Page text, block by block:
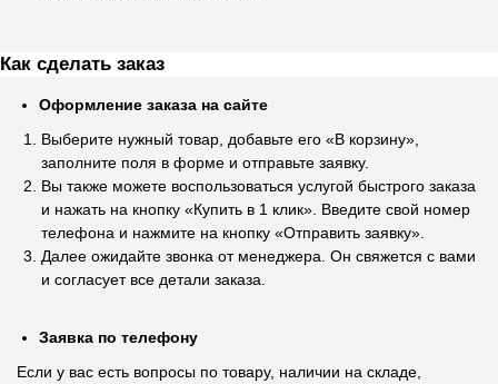
Как сделать заказ
Оформление заказа на сайте
Выберите нужный товар, добавьте его «В корзину»,
заполните поля в форме и отправьте заявку.
Вы также можете воспользоваться услугой быстрого заказа
и нажать на кнопку «Купить в 1 клик». Введите свой номер
телефона и нажмите на кнопку «Отправить заявку».
Далее ожидайте звонка от менеджера. Он свяжется с вами
и согласует все детали заказа.
Заявка по телефону
Если у вас есть вопросы по товару, наличии на складе,
Покупаю здесь мебель уже четвертый
раз. Мне нравится. Соотношение цены и
качества. Вежливый персонал, приятно
общаться с продавцами. Постоянным
скидки. Спасибо!
Екатерина Д.
Посмотреть отзыв на Яндекс Картах
уже через пару
довольны.
Информация